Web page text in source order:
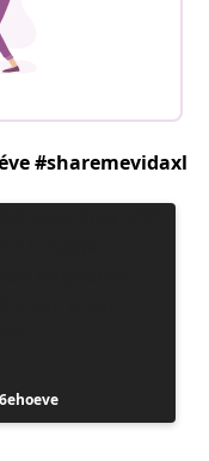
#sharemevidaxl